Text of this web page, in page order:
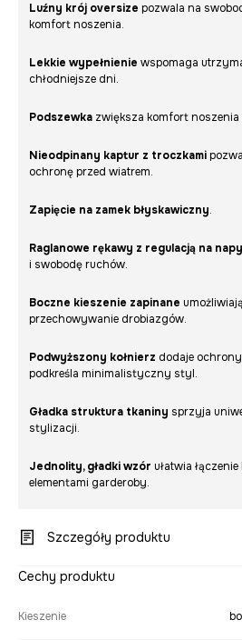
Luźny krój oversize pozwala na
komfort noszenia.
Lekkie wypełnienie wspomaga
chłodniejsze dni.
Podszewka zwiększa komfort noszenia
Nieodpinany kaptur z troczkami
ochronę przed wiatrem.
Zapięcie na zamek błyskawiczny.
Raglanowe rękawy z regulacją na napy
i swobodę ruchów.
Boczne kieszenie zapinane
przechowywanie drobiazgów.
Podwyższony kołnierz dodaje
podkreśla minimalistyczny styl.
Gładka struktura tkaniny sprzyja
stylizacji.
Jednolity, gładki wzór ułatwia
elementami garderoby.
Szczegóły produktu
Cechy produktu
Kieszenie